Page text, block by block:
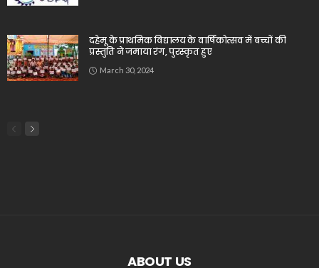
दहेमू के प्राथमिक विद्यालय के वार्षिकोत्सव में बच्चों की
प्रस्तुति ने जमाया रंग, पुरस्कृत हुए
March 30, 2024
ABOUT US